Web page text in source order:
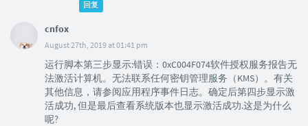
回复
cnfox
August 27th, 2019 at 01:41 pm
运行脚本第三步显示:错误：0xC004F074软件授权服务报告无
法激活计算机。无法联系任何密钥管理服务（KMS）。有关
其他信息，请参阅应用程序事件日志。确定后第四步显示激
活成功, 但是最后查看系统版本也显示激活成功.这是为什么
呢?